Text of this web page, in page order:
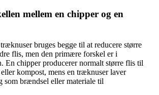
mellem en chipper og en
bruges begge til at reducere større
flis, men den primære forskel er i
En chipper producerer normalt større flis til
kompost, mens en træknuser laver
som brændsel eller materiale til